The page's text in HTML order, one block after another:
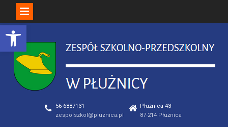
Open toolbar
Skip
to
content
56 6887131
zespolszkol@pluznica.pl
Płużnica 43
87-214 Płużnica